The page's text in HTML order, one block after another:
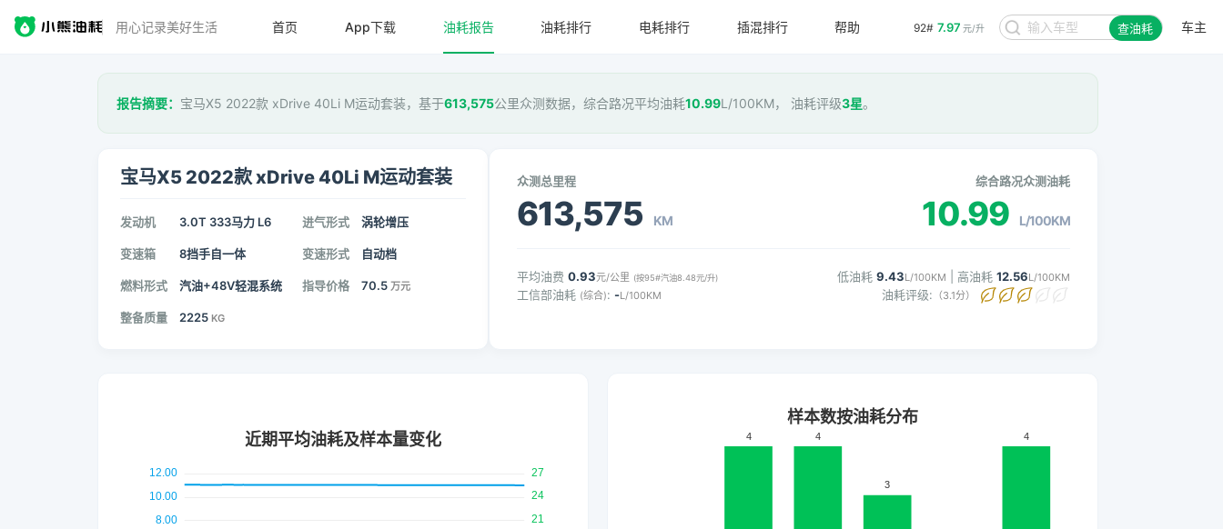
用心记录美好生活 92# 7.97 元/升 查油耗 车主
首页 App下载 油耗报告 油耗排行 电耗排行 插混排行 帮助
报告摘要： 宝马X5 2022款 xDrive 40Li M运动套装，基于613,575公里众测数据，综合路况平均油耗10.99L/100KM， 油耗评级3星。
宝马X5 2022款 xDrive 40Li M运动套装
发动机 3.0T 333马力 L6 进气形式 涡轮增压
变速箱 8挡手自一体 变速形式 自动档
燃料形式 汽油+48V轻混系统 指导价格 70.5 万元
整备质量 2225 KG
众测总里程
613,575 KM
综合路况众测油耗
10.99 L/100KM
平均油费 0.93元/公里 (按95#汽油8.48元/升)
工信部油耗 (综合): -L/100KM
低油耗 9.43L/100KM | 高油耗 12.56L/100KM
油耗评级: （3.1分）